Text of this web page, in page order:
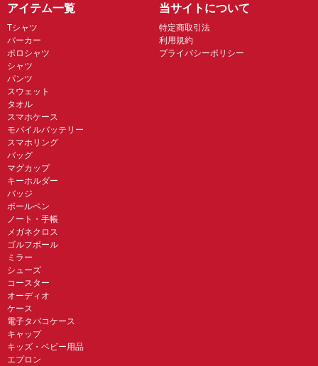
アイテム一覧
Tシャツ
パーカー
ポロシャツ
シャツ
パンツ
スウェット
タオル
スマホケース
モバイルバッテリー
スマホリング
バッグ
マグカップ
キーホルダー
バッジ
ボールペン
ノート・手帳
メガネクロス
ゴルフボール
ミラー
シューズ
コースター
オーディオ
ケース
電子タバコケース
キャップ
キッズ・ベビー用品
エプロン
当サイトについて
特定商取引法
利用規約
プライバシーポリシー